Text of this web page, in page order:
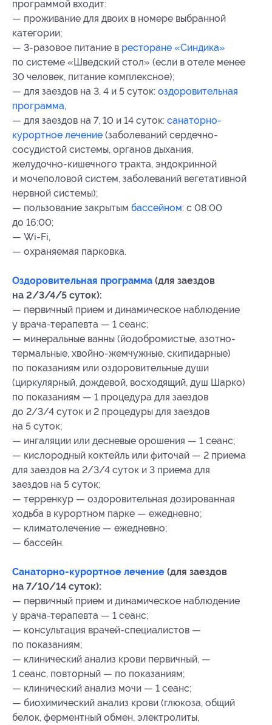
программой входит:
— проживание для двоих в номере выбранной
категории;
— 3-разовое питание в ресторане «Синдика»
по системе «Шведский стол» (если в отеле менее
30 человек, питание комплексное);
— для заездов на 3, 4 и 5 суток: оздоровительная
программа,
— для заездов на 7, 10 и 14 суток: санаторно-
курортное лечение (заболеваний сердечно-
сосудистой системы, органов дыхания,
желудочно-кишечного тракта, эндокринной
и мочеполовой систем, заболеваний вегетативной
нервной системы);
— пользование закрытым бассейном: с 08:00
до 16:00;
— Wi-Fi,
— охраняемая парковка.
Оздоровительная программа (для заездов
на 2/3/4/5 суток):
— первичный прием и динамическое наблюдение
у врача-терапевта — 1 сеанс;
— минеральные ванны (йодобромистые, азотно-
термальные, хвойно-жемчужные, скипидарные)
по показаниям или оздоровительные души
(циркулярный, дождевой, восходящий, душ Шарко)
по показаниям — 1 процедура для заездов
до 2/3/4 суток и 2 процедуры для заездов
на 5 суток;
— ингаляции или десневые орошения — 1 сеанс;
— кислородный коктейль или фиточай — 2 приема
для заездов на 2/3/4 суток и 3 приема для
заездов на 5 суток;
— терренкур — оздоровительная дозированная
ходьба в курортном парке — ежедневно;
— климатолечение — ежедневно;
— бассейн.
Санаторно-курортное лечение (для заездов
на 7/10/14 суток):
— первичный прием и динамическое наблюдение
у врача-терапевта — 1 сеанс;
— консультация врачей-специалистов —
по показаниям;
— клинический анализ крови первичный, —
1 сеанс, повторный — по показаниям;
— клинический анализ мочи — 1 сеанс;
— биохимический анализ крови (глюкоза, общий
белок, ферментный обмен, электролиты,